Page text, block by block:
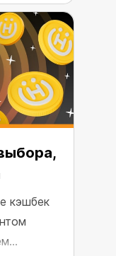
кэшбек